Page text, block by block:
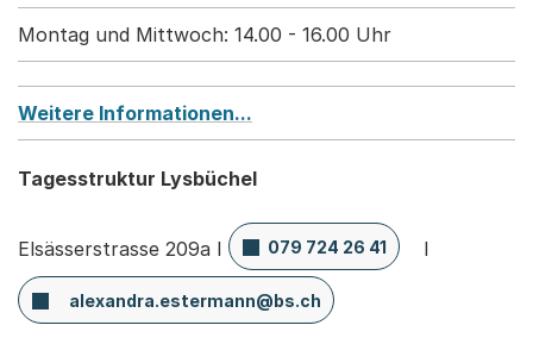
Montag und Mittwoch: 14.00 - 16.00 Uhr
Weitere Informationen...
Tagesstruktur Lysbüchel
Elsässerstrasse 209a I 079 724 26 41 I
alexandra.estermann@bs.ch